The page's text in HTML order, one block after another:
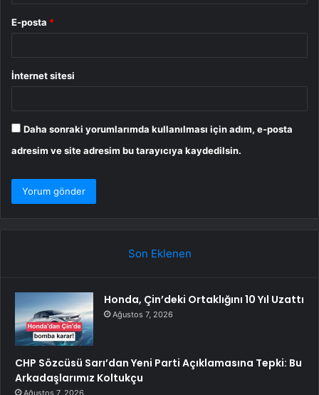
E-posta *
İnternet sitesi
Daha sonraki yorumlarımda kullanılması için adım, e-posta
adresim ve site adresim bu tarayıcıya kaydedilsin.
Son Eklenen
Honda, Çin’deki Ortaklığını 10 Yıl Uzattı
Ağustos 7, 2026
CHP Sözcüsü Sarı’dan Yeni Parti Açıklamasına Tepki: Bu
Arkadaşlarımız Koltukçu
Ağustos 7, 2026